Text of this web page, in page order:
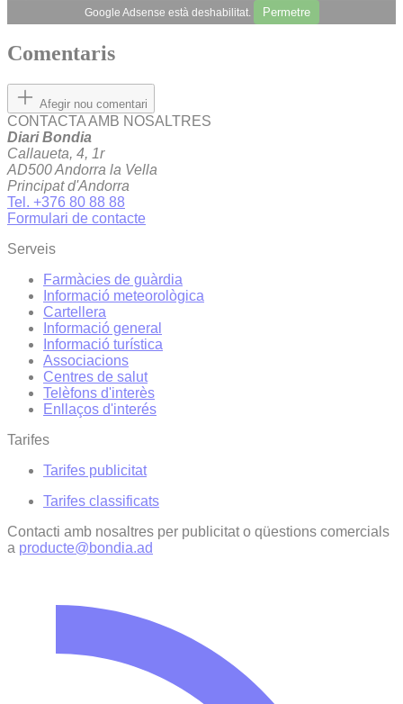
Google Adsense està deshabilitat. Permetre
Comentaris
Afegir nou comentari
CONTACTA AMB NOSALTRES
Diari Bondia
Callaueta, 4, 1r
AD500 Andorra la Vella
Principat d'Andorra
Tel. +376 80 88 88
Formulari de contacte
Serveis
Farmàcies de guàrdia
Informació meteorològica
Cartellera
Informació general
Informació turística
Associacions
Centres de salut
Telèfons d'interès
Enllaços d'interés
Tarifes
Tarifes publicitat
Tarifes classificats
Contacti amb nosaltres per publicitat o qüestions comercials
a producte@bondia.ad